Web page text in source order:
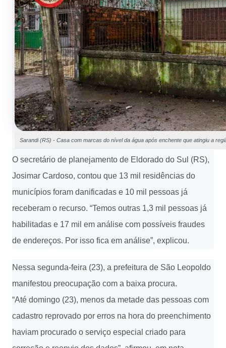
Sarandi (RS) - Casa com marcas do nível da água após enchente que atingiu a
O secretário de planejamento de Eldorado do Sul (RS),
Josimar Cardoso, contou que 13 mil residências do
municípios foram danificadas e 10 mil pessoas já
receberam o recurso. “Temos outras 1,3 mil pessoas já
habilitadas e 17 mil em análise com possíveis fraudes
de endereços. Por isso fica em análise”, explicou.
Nessa segunda-feira (23), a prefeitura de São Leopoldo
manifestou preocupação com a baixa procura.
“Até domingo (23), menos da metade das pessoas com
cadastro reprovado por erros na hora do preenchimento
haviam procurado o serviço especial criado para